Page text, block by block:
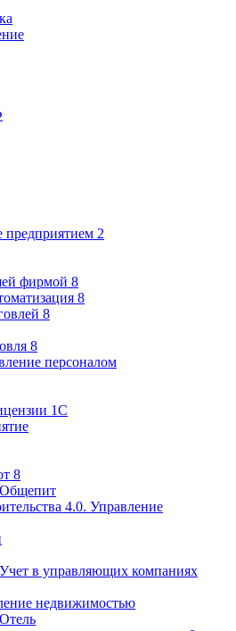
предприятием 2
фирмой 8
8
8
8
персоналом
1С
8
4.0. Управление
в управляющих компаниях
недвижимостью